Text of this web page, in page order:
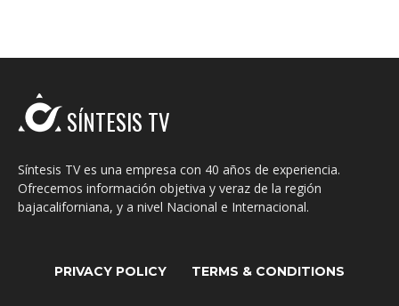
SÍNTESIS TV
Síntesis TV es una empresa con 40 años de experiencia.
Ofrecemos información objetiva y veraz de la región
bajacaliforniana, y a nivel Nacional e Internacional.
PRIVACY POLICY TERMS & CONDITIONS